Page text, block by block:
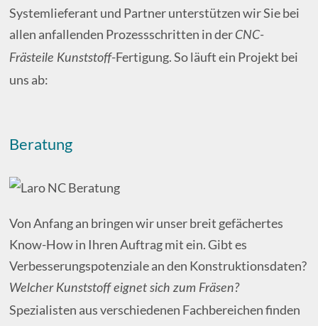
Systemlieferant und Partner unterstützen wir Sie bei
allen anfallenden Prozessschritten in der CNC-
Frästeile Kunststoff-Fertigung. So läuft ein Projekt bei
uns ab:
Beratung
Von Anfang an bringen wir unser breit gefächertes
Know-How in Ihren Auftrag mit ein. Gibt es
Verbesserungspotenziale an den Konstruktionsdaten?
Welcher Kunststoff eignet sich zum Fräsen?
Spezialisten aus verschiedenen Fachbereichen finden